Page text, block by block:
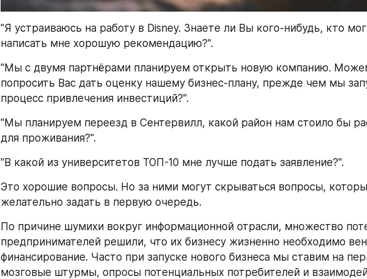
"Я устраиваюсь на работу в Disney. Знаете ли Вы кого-нибудь, кто
написать мне хорошую рекомендацию?".
"Мы с двумя партнёрами планируем открыть новую компанию.
попросить Вас дать оценку нашему бизнес-плану, прежде чем мы
процесс привлечения инвестиций?".
"Мы планируем переезд в Сентервилл, какой район нам стоило бы
для проживания?".
"В какой из университетов ТОП-10 мне лучше подать заявление?".
Это хорошие вопросы. Но за ними могут скрываться вопросы,
желательно задать в первую очередь.
По причине шумихи вокруг информационной отрасли, множество
предпринимателей решили, что их бизнесу жизненно необходимо
финансирование. Часто при запуске нового бизнеса мы ставим на
мозговые штурмы, опросы потенциальных потребителей и